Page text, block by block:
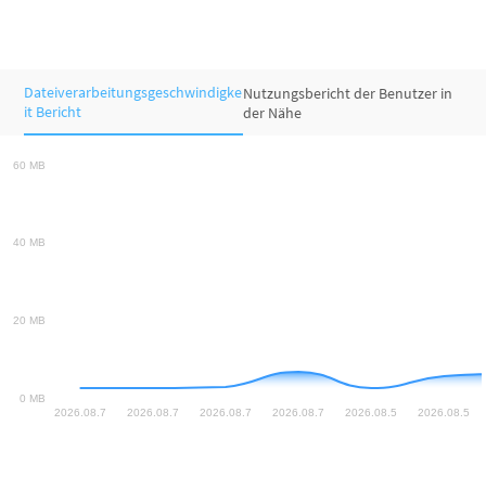
Dateiverarbeitungsgeschwindigke
it Bericht
Nutzungsbericht der Benutzer in
der Nähe